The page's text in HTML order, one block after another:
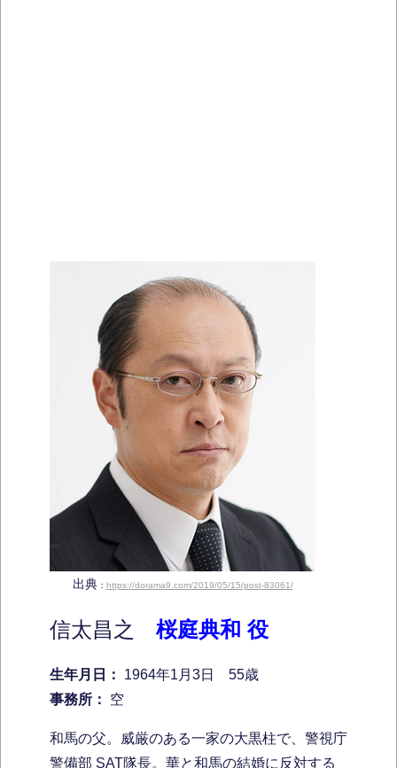
出典： https://dorama9.com/2019/05/15/post-83061/
信太昌之 桜庭典和 役
生年月日：
1964年1月3日 55歳
事務所：
空
和馬の父。威厳のある一家の大黒柱で、警視庁
警備部 SAT隊長。華と和馬の結婚に反対する